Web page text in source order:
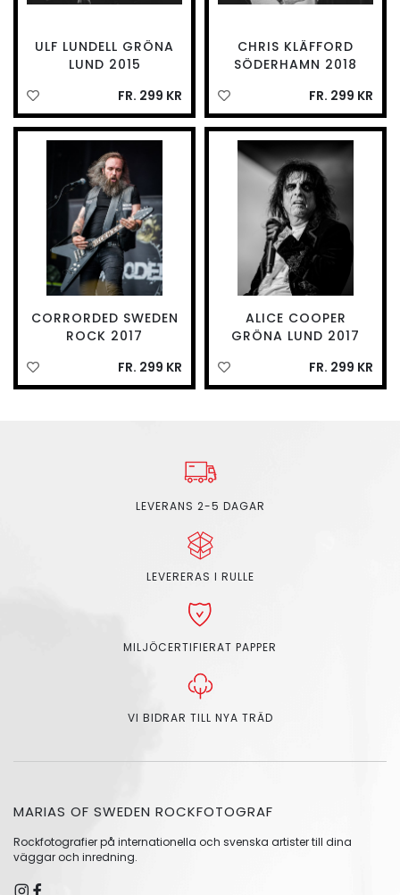
ULF LUNDELL GRÖNA
LUND 2015
FR. 299 KR
CHRIS KLÄFFORD
SÖDERHAMN 2018
FR. 299 KR
CORRORDED SWEDEN
ROCK 2017
FR. 299 KR
ALICE COOPER
GRÖNA LUND 2017
FR. 299 KR
LEVERANS 2-5 DAGAR
LEVERERAS I RULLE
MILJÖCERTIFIERAT PAPPER
VI BIDRAR TILL NYA TRÄD
MARIAS OF SWEDEN ROCKFOTOGRAF
Rockfotografier på internationella och svenska artister till dina
väggar och inredning.